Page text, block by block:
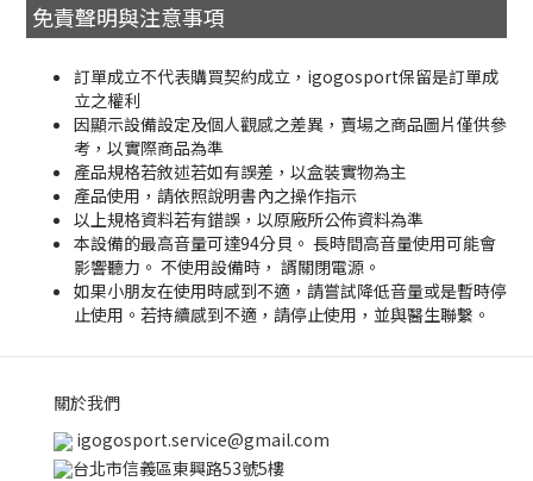
免責聲明與注意事項
訂單成立不代表購買契約成立，igogosport保留是訂單成
立之權利
因顯示設備設定及個人觀感之差異，賣場之商品圖片僅供參
考，以實際商品為準
產品規格若敘述若如有誤差，以盒裝實物為主
產品使用，請依照說明書內之操作指示
以上規格資料若有錯誤，以原廠所公佈資料為準
本設備的最高音量可達94分貝。 長時間高音量使用可能會
影響聽力。 不使用設備時， 諝關閉電源。
如果小朋友在使用時感到不適，請嘗試降低音量或是暫時停
止使用。若持續感到不適，請停止使用，並與醫生聯繫。
關於我們
igogosport.service@gmail.com
台北市信義區東興路53號5樓